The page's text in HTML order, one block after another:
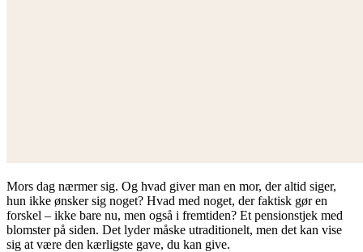
Mors dag nærmer sig. Og hvad giver man en mor, der altid siger,
hun ikke ønsker sig noget? Hvad med noget, der faktisk gør en
forskel – ikke bare nu, men også i fremtiden? Et pensionstjek med
blomster på siden. Det lyder måske utraditionelt, men det kan vise
sig at være den kærligste gave, du kan give.